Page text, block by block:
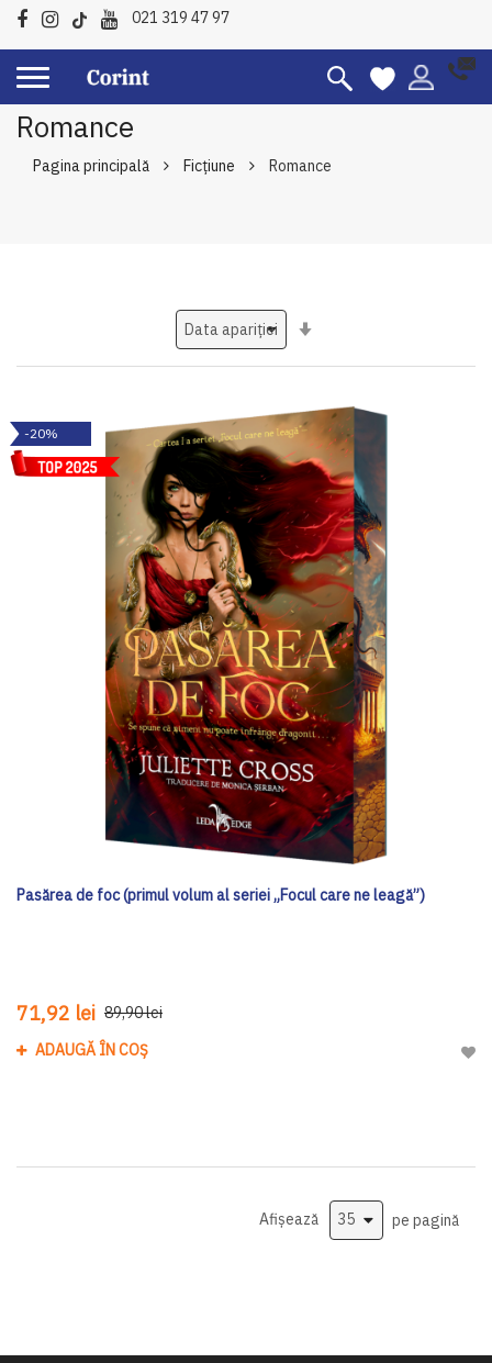
021 319 47 97
Romance
Pagina principală Ficțiune Romance
-20%
Pasărea de foc (primul volum al seriei „Focul care ne leagă”)
71,92 lei 89,90 lei
ADAUGĂ ÎN COȘ
Afișează pe pagină